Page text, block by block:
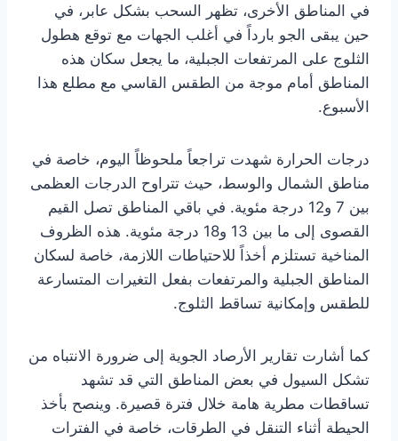
في المناطق الأخرى، تظهر السحب بشكل عابر، في
حين يبقى الجو بارداً في أغلب الجهات مع توقع هطول
الثلوج على المرتفعات الجبلية، ما يجعل سكان هذه
المناطق أمام موجة من الطقس القاسي مع مطلع هذا
الأسبوع.
درجات الحرارة شهدت تراجعاً ملحوظاً اليوم، خاصة في
مناطق الشمال والوسط، حيث تتراوح الدرجات العظمى
بين 7 و12 درجة مئوية. في باقي المناطق تصل القيم
القصوى إلى ما بين 13 و18 درجة مئوية. هذه الظروف
المناخية تستلزم أخذاً للاحتياطات اللازمة، خاصة لسكان
المناطق الجبلية والمرتفعات بفعل التغيرات المتسارعة
للطقس وإمكانية تساقط الثلوج.
كما أشارت تقارير الأرصاد الجوية إلى ضرورة الانتباه من
تشكل السيول في بعض المناطق التي قد تشهد
تساقطات مطرية هامة خلال فترة قصيرة. وينصح بأخذ
الحيطة أثناء التنقل في الطرقات، خاصة في الفترات